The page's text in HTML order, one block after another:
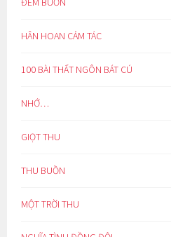
HÂN HOAN CẢM TÁC
100 BÀI THẤT NGÔN BÁT CÚ
NHỚ…
GIỌT THU
THU BUỒN
MỘT TRỜI THU